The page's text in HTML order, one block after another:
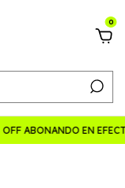
0
ABONANDO EN